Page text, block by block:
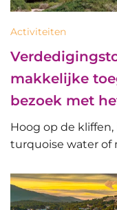
Activiteiten
makkelijke
bezoek met
Hoog op de
turquoise water